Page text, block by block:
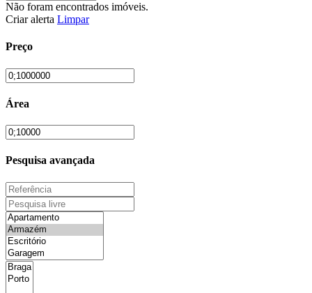
Não foram encontrados imóveis.
Criar alerta Limpar
Preço
Área
Pesquisa avançada